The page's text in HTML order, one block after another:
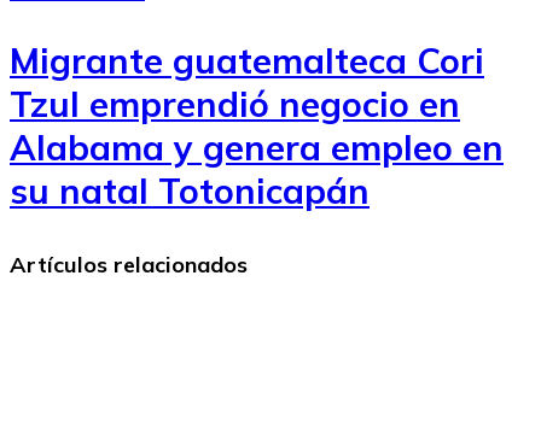
Migrante guatemalteca Cori
Tzul emprendió negocio en
Alabama y genera empleo en
su natal Totonicapán
Artículos relacionados